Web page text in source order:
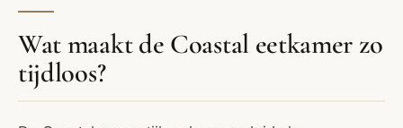
Wat maakt de Coastal eetkamer zo
tijdloos?